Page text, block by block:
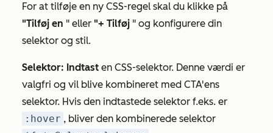
For at tilføje en ny CSS-regel skal du klikke på
"Tilføj en " eller "+ Tilføj " og konfigurere din
selektor og stil.
Selektor: Indtast en CSS-selektor. Denne værdi er
valgfri og vil blive kombineret med CTA'ens
selektor. Hvis den indtastede selektor f.eks. er
:hover , bliver den kombinerede selektor